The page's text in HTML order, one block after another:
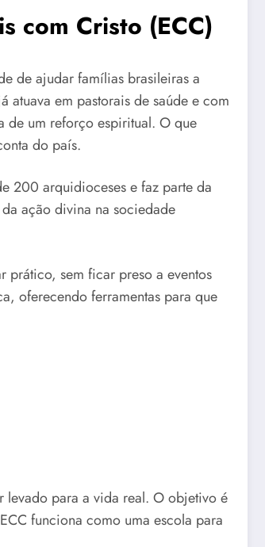
com Cristo (ECC)
de ajudar famílias brasileiras a
atuava em pastorais de saúde e com
de um reforço espiritual. O que
do país.
200 arquidioceses e faz parte da
ação divina na sociedade
sem ficar preso a eventos
oferecendo ferramentas para que
levado para a vida real. O objetivo é
funciona como uma escola para